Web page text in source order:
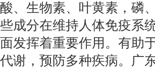
酸、生物素、叶黄素，磷
些成分在维持人体免疫系
面发挥着重要作用。有助
代谢，预防多种疾病。广